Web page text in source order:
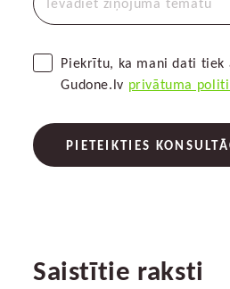
Piekrītu, ka mani dati tiek
Gudone.lv privātuma
PIETEIKTIES
Saistītie raksti